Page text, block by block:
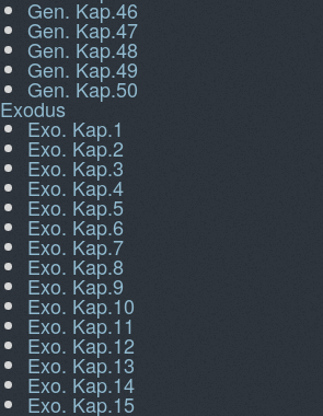
Gen. Kap.46
Gen. Kap.47
Gen. Kap.48
Gen. Kap.49
Gen. Kap.50
Exodus
Exo. Kap.1
Exo. Kap.2
Exo. Kap.3
Exo. Kap.4
Exo. Kap.5
Exo. Kap.6
Exo. Kap.7
Exo. Kap.8
Exo. Kap.9
Exo. Kap.10
Exo. Kap.11
Exo. Kap.12
Exo. Kap.13
Exo. Kap.14
Exo. Kap.15